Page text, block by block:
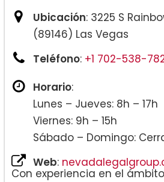
Ubicación: 3225 S
(89146) Las Vegas
Teléfono: +1 702-538-
Horario:
Lunes – Jueves: 8h – 17h
Viernes: 9h – 15h
Sábado – Domingo:
Web:
Con experiencia en el